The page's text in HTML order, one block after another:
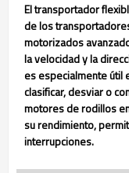
El transportador
de los
motorizados
la velocidad y la
es especialmente útil
clasificar, desviar o
motores de rodillos
su rendimiento,
interrupciones.